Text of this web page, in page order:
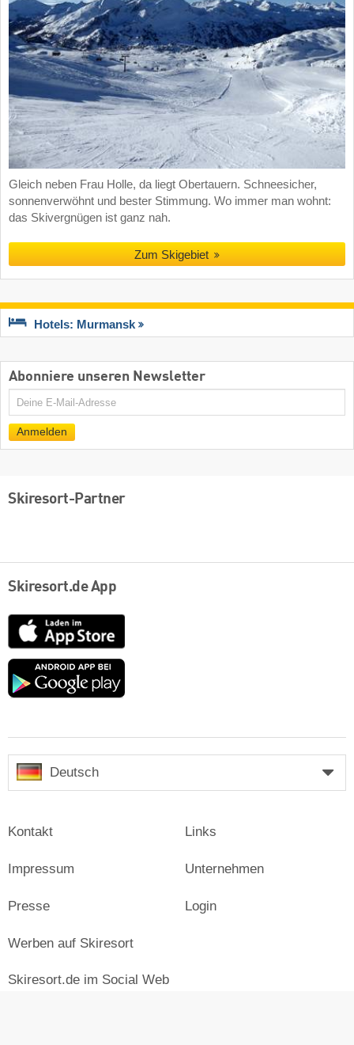
Gleich neben Frau Holle, da liegt Obertauern. Schneesicher,
sonnenverwöhnt und bester Stimmung. Wo immer man wohnt:
das Skivergnügen ist ganz nah.
Zum Skigebiet
Hotels: Murmansk
Abonniere unseren Newsletter
E-
Mail
Anmelden
Skiresort-Partner
Skiresort.de App
App
Store
Google
Deutsch
Kontakt
Impressum
Presse
Links
Unternehmen
Login
Werben auf Skiresort
Skiresort.de im Social Web